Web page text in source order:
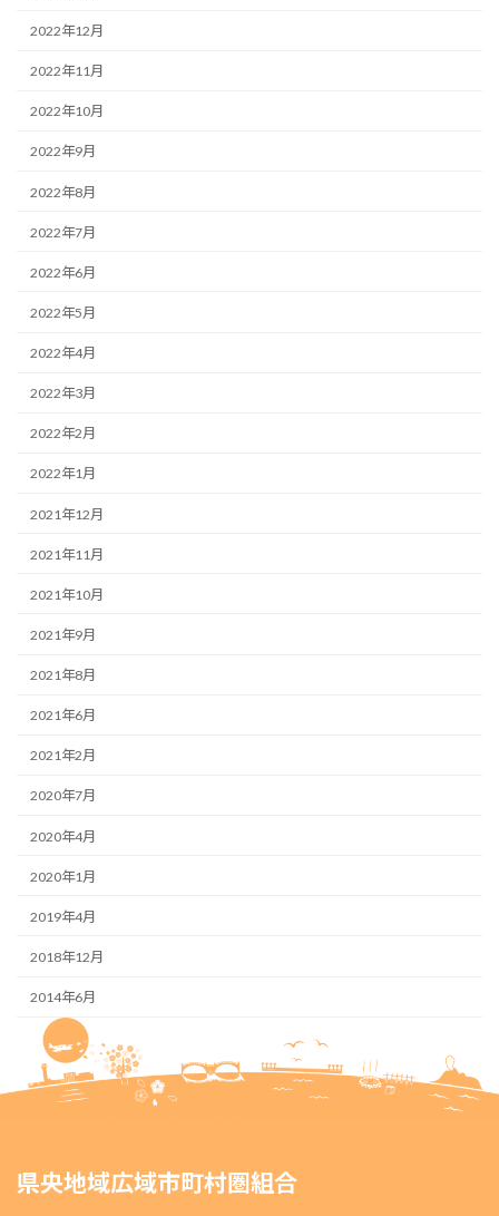
2022年12月
2022年11月
2022年10月
2022年9月
2022年8月
2022年7月
2022年6月
2022年5月
2022年4月
2022年3月
2022年2月
2022年1月
2021年12月
2021年11月
2021年10月
2021年9月
2021年8月
2021年6月
2021年2月
2020年7月
2020年4月
2020年1月
2019年4月
2018年12月
2014年6月
県央地域広域市町村圏組合